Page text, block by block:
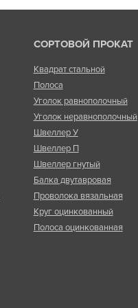
СОРТОВОЙ ПРОКАТ
Квадрат стальной
Полоса
Уголок равнополочный
Уголок неравнополочный
Швеллер У
Швеллер П
Швеллер гнутый
Балка двутавровая
Проволока вязальная
Круг оцинкованный
Полоса оцинкованная